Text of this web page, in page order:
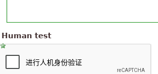
Human test